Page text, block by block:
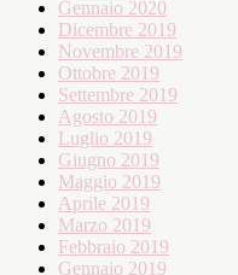
Gennaio 2020
Dicembre 2019
Novembre 2019
Ottobre 2019
Settembre 2019
Agosto 2019
Luglio 2019
Giugno 2019
Maggio 2019
Aprile 2019
Marzo 2019
Febbraio 2019
Gennaio 2019